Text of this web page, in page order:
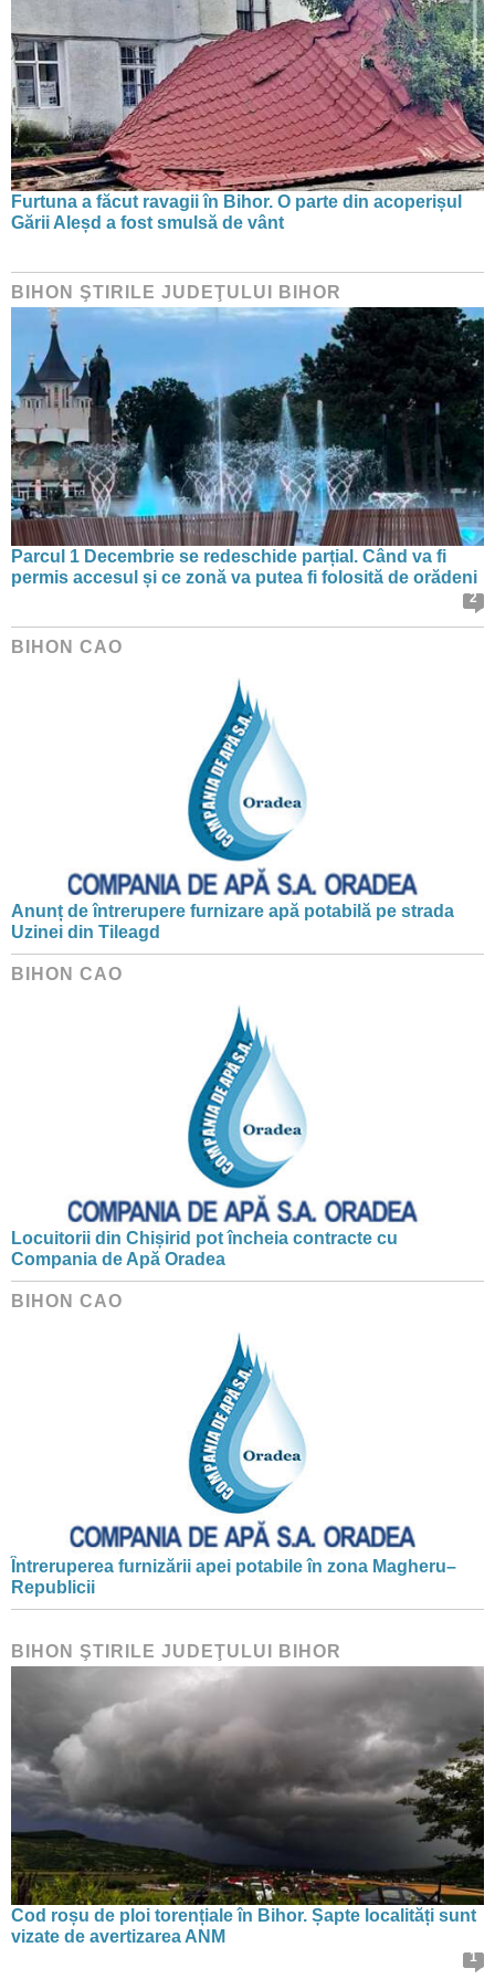
Furtuna a făcut ravagii în Bihor. O parte din acoperișul
Gării Aleșd a fost smulsă de vânt
BIHON ŞTIRILE JUDEŢULUI BIHOR
Parcul 1 Decembrie se redeschide parțial. Când va fi
permis accesul și ce zonă va putea fi folosită de orădeni
2
BIHON CAO
Anunț de întrerupere furnizare apă potabilă pe strada
Uzinei din Tileagd
BIHON CAO
Locuitorii din Chișirid pot încheia contracte cu
Compania de Apă Oradea
BIHON CAO
Întreruperea furnizării apei potabile în zona Magheru–
Republicii
BIHON ŞTIRILE JUDEŢULUI BIHOR
Cod roșu de ploi torențiale în Bihor. Șapte localități sunt
vizate de avertizarea ANM
1